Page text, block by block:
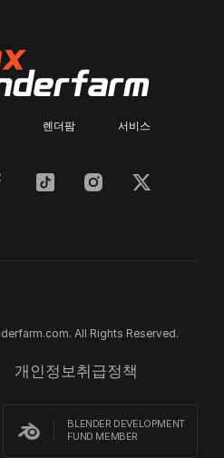
렌더팜 서비스
All Rights Reserved.
개인정보취급정책
BLENDER DEVELOPMENT
FUND MEMBER